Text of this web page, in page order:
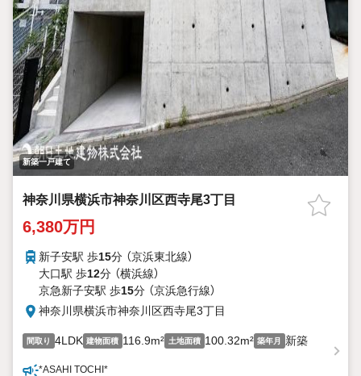
新築一戸建て
神奈川県横浜市神奈川区西寺尾3丁目
6,380万円
新子安駅 歩15分 （京浜東北線）
大口駅 歩12分 （横浜線）
京急新子安駅 歩15分 （京浜急行線）
神奈川県横浜市神奈川区西寺尾3丁目
間取り 4LDK 建物面積 116.9m² 土地面積 100.32m² 築年月 新築
*ASAHI TOCHI*